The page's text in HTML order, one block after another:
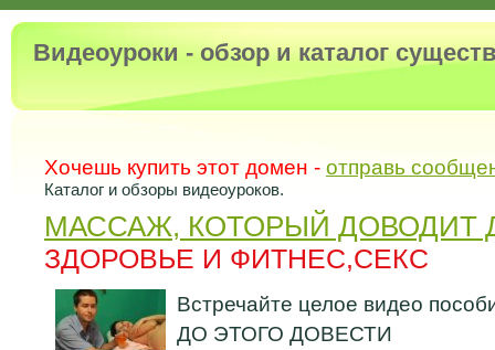
Видеоуроки - обзор и каталог
Хочешь купить этот домен - отправь
Каталог и обзоры видеоуроков.
МАССАЖ, КОТОРЫЙ ДОВОДИТ
ЗДОРОВЬЕ И ФИТНЕС,СЕКС
Встречайте целое видео
ДО ЭТОГО ДОВЕСТИ